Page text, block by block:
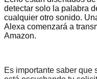
detectar solo la palabra
cualquier otro sonido.
Alexa comenzará a
Amazon.
Es importante saber que